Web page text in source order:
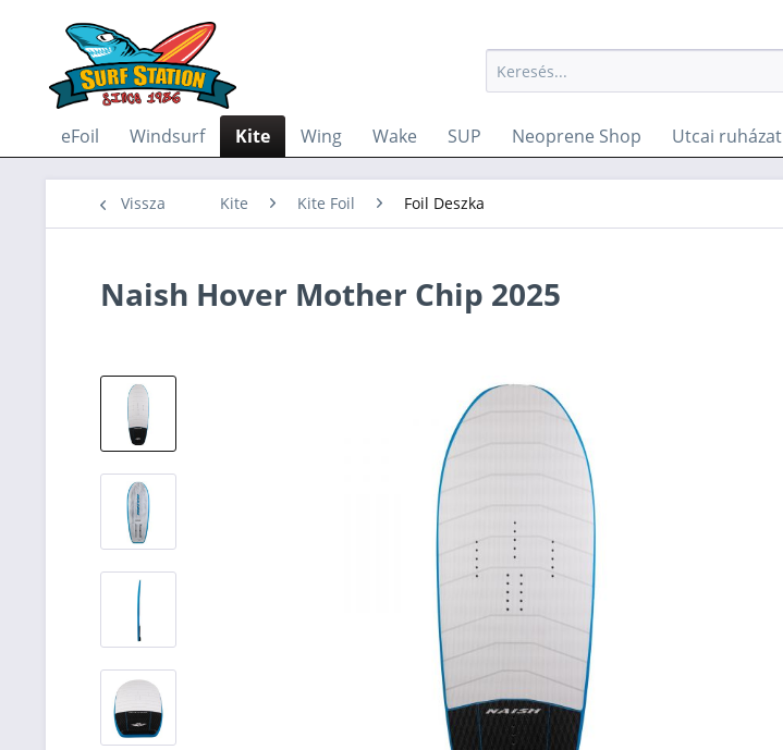
eFoil Windsurf Kite Wing Wake SUP Neoprene Shop Utcai ruházat
Vissza Kite Kite Foil Foil Deszka
Naish Hover Mother Chip 2025